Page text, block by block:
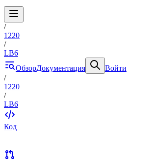
/
1220
/
LB6
ОбзорДокументация
Войти
/
1220
/
LB6
Код